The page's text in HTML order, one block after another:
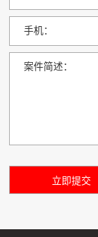
手机：
案件简述：